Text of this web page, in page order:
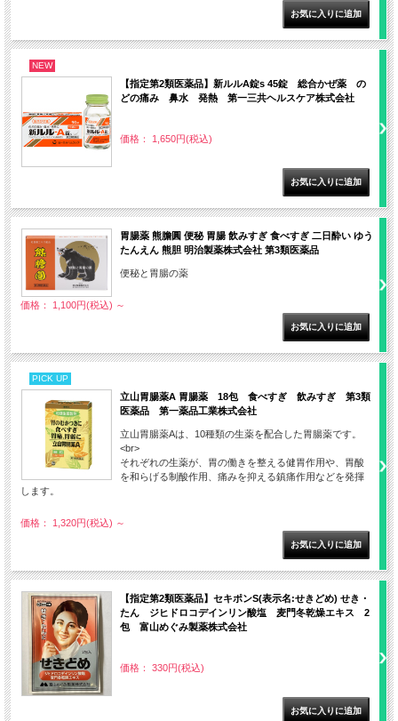
NEW
【指定第2類医薬品】新ルルA錠s 45錠 総合かぜ薬 の
どの痛み 鼻水 発熱 第一三共ヘルスケア株式会社
価格： 1,650円(税込)
胃腸薬 熊膽圓 便秘 胃腸 飲みすぎ 食べすぎ 二日酔い ゆう
たんえん 熊胆 明治製薬株式会社 第3類医薬品
便秘と胃腸の薬
価格： 1,100円(税込) ～
PICK UP
立山胃腸薬A 胃腸薬 18包 食べすぎ 飲みすぎ 第3類
医薬品 第一薬品工業株式会社
立山胃腸薬Aは、10種類の生薬を配合した胃腸薬です。
<br>
それぞれの生薬が、胃の働きを整える健胃作用や、胃酸
を和らげる制酸作用、痛みを抑える鎮痛作用などを発揮
します。
価格： 1,320円(税込) ～
【指定第2類医薬品】セキポンS(表示名:せきどめ) せき・
たん ジヒドロコデインリン酸塩 麦門冬乾燥エキス 2
包 富山めぐみ製薬株式会社
価格： 330円(税込)